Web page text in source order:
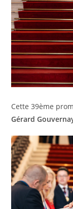
Cette 39ème
Gérard